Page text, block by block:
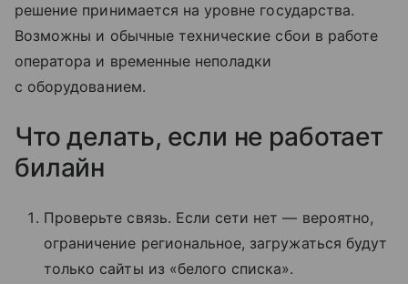
решение принимается на уровне государства.
Возможны и обычные технические сбои в работе
оператора и временные неполадки
с оборудованием.
Что делать, если не работает
билайн
Проверьте связь. Если сети нет — вероятно,
ограничение региональное, загружаться будут
только сайты из «белого списка».